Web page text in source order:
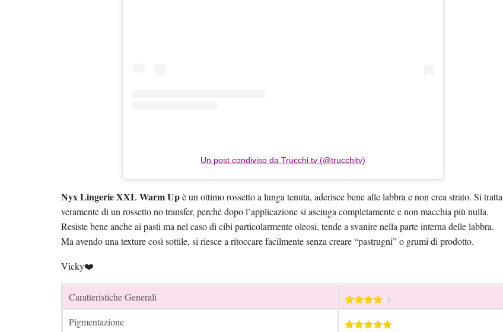
Un post condiviso da Trucchi.tv (@trucchitv)
Nyx Lingerie XXL Warm Upè un ottimo rossetto a lunga tenuta, aderisce bene alle labbra e non crea strato. Si tratta
veramente di un rossetto no transfer, perché dopo l’applicazione si asciuga completamente e non macchia più nulla.
Resiste bene anche ai pasti ma nel caso di cibi particolarmente oleosi, tende a svanire nella parte interna delle labbra.
Ma avendo una texture così sottile, si riesce a ritoccare facilmente senza creare “pastrugni” o grumi di prodotto.
Vicky❤️
Caratteristiche Generali
Pigmentazione